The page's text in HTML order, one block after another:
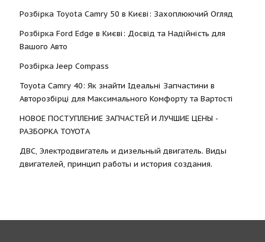
Розбірка Toyota Camry 50 в Києві: Захоплюючий Огляд
Розбірка Ford Edge в Києві: Досвід та Надійність для
Вашого Авто
Розбірка Jeep Compass
Toyota Camry 40: Як знайти Ідеальні Запчастини в
Авторозбірці для Максимального Комфорту та Вартості
НОВОЕ ПОСТУПЛЕНИЕ ЗАПЧАСТЕЙ И ЛУЧШИЕ ЦЕНЫ -
РАЗБОРКА TOYOTА
ДВС, Электродвигатель и дизельный двигатель. Виды
двигателей, принцип работы и история создания.